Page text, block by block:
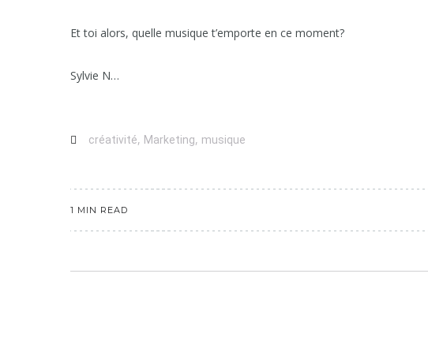
Et toi alors, quelle musique t’emporte en ce moment?
Sylvie N…
créativité, Marketing, musique
1 MIN READ